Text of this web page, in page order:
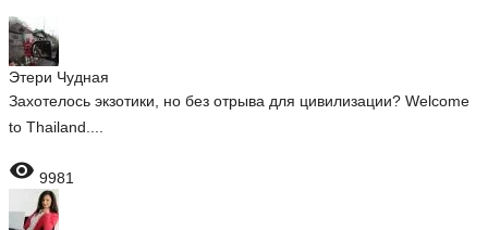
Этери Чудная
Захотелось экзотики, но без отрыва для цивилизации? Welcome
to Thailand....
 9981